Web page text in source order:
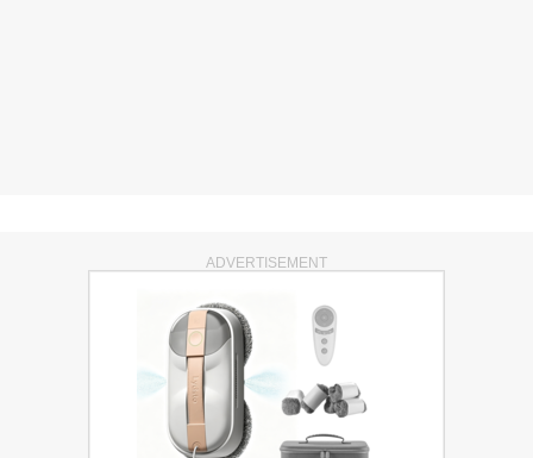
ADVERTISEMENT